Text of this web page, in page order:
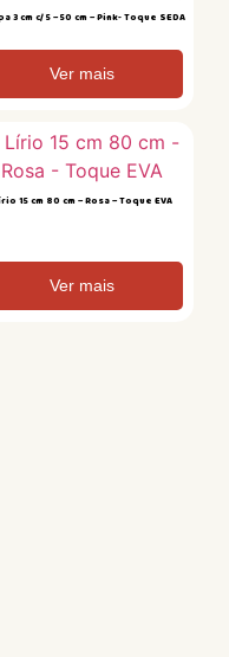
3 cm c/ 5 – 50 cm – Pink- Toque SEDA
Ver mais
15 cm 80 cm – Rosa – Toque EVA
Ver mais